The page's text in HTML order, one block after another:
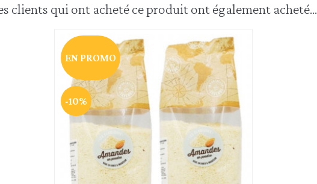
clients qui ont acheté ce produit ont également acheté...
EN PROMO
-10%